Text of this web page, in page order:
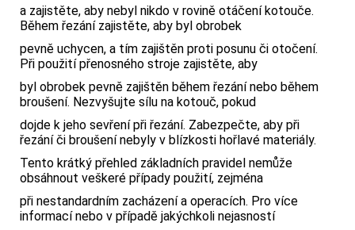
a zajistěte, aby nebyl nikdo v rovině otáčení kotouče.
Během řezání zajistěte, aby byl obrobek
pevně uchycen, a tím zajištěn proti posunu či otočení.
Při použití přenosného stroje zajistěte, aby
byl obrobek pevně zajištěn během řezání nebo během
broušení. Nezvyšujte sílu na kotouč, pokud
dojde k jeho sevření při řezání. Zabezpečte, aby při
řezání či broušení nebyly v blízkosti hořlavé materiály.
Tento krátký přehled základních pravidel nemůže
obsáhnout veškeré případy použití, zejména
při nestandardním zacházení a operacích. Pro více
informací nebo v případě jakýchkoli nejasností